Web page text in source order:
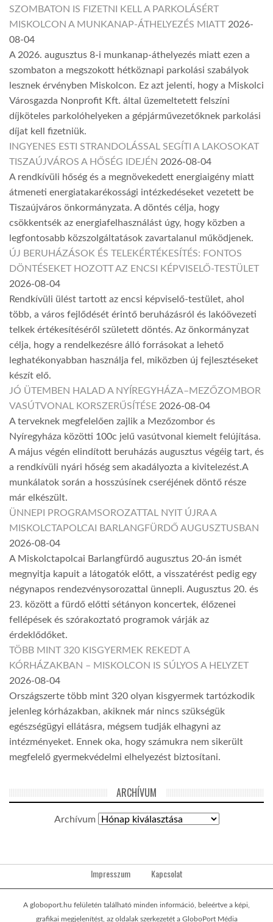
SZOMBATON IS FIZETNI KELL A PARKOLÁSÉRT
MISKOLCON A MUNKANAP-ÁTHELYEZÉS MIATT 2026-
08-04
A 2026. augusztus 8-i munkanap-áthelyezés miatt ezen a
szombaton a megszokott hétköznapi parkolási szabályok
lesznek érvényben Miskolcon. Ez azt jelenti, hogy a Miskolci
Városgazda Nonprofit Kft. által üzemeltetett felszíni
díjköteles parkolóhelyeken a gépjárművezetőknek parkolási
díjat kell fizetniük.
INGYENES ESTI STRANDOLÁSSAL SEGÍTI A LAKOSOKAT
TISZAÚJVÁROS A HŐSÉG IDEJÉN 2026-08-04
A rendkívüli hőség és a megnövekedett energiaigény miatt
átmeneti energiatakarékossági intézkedéseket vezetett be
Tiszaújváros önkormányzata. A döntés célja, hogy
csökkentsék az energiafelhasználást úgy, hogy közben a
legfontosabb közszolgáltatások zavartalanul működjenek.
ÚJ BERUHÁZÁSOK ÉS TELEKÉRTÉKESÍTÉS: FONTOS
DÖNTÉSEKET HOZOTT AZ ENCSI KÉPVISELŐ-TESTÜLET
2026-08-04
Rendkívüli ülést tartott az encsi képviselő-testület, ahol
több, a város fejlődését érintő beruházásról és lakóövezeti
telkek értékesítéséről született döntés. Az önkormányzat
célja, hogy a rendelkezésre álló forrásokat a lehető
leghatékonyabban használja fel, miközben új fejlesztéseket
készít elő.
JÓ ÜTEMBEN HALAD A NYÍREGYHÁZA–MEZŐZOMBOR
VASÚTVONAL KORSZERŰSÍTÉSE 2026-08-04
A terveknek megfelelően zajlik a Mezőzombor és
Nyíregyháza közötti 100c jelű vasútvonal kiemelt felújítása.
A május végén elindított beruházás augusztus végéig tart, és
a rendkívüli nyári hőség sem akadályozta a kivitelezést.A
munkálatok során a hosszúsínek cseréjének döntő része
már elkészült.
ÜNNEPI PROGRAMSOROZATTAL NYIT ÚJRA A
MISKOLCTAPOLCAI BARLANGFÜRDŐ AUGUSZTUSBAN
2026-08-04
A Miskolctapolcai Barlangfürdő augusztus 20-án ismét
megnyitja kapuit a látogatók előtt, a visszatérést pedig egy
négynapos rendezvénysorozattal ünnepli. Augusztus 20. és
23. között a fürdő előtti sétányon koncertek, élőzenei
fellépések és szórakoztató programok várják az
érdeklődőket.
TÖBB MINT 320 KISGYERMEK REKEDT A
KÓRHÁZAKBAN – MISKOLCON IS SÚLYOS A HELYZET
2026-08-04
Országszerte több mint 320 olyan kisgyermek tartózkodik
jelenleg kórházakban, akiknek már nincs szükségük
egészségügyi ellátásra, mégsem tudják elhagyni az
intézményeket. Ennek oka, hogy számukra nem sikerült
megfelelő gyermekvédelmi elhelyezést biztosítani.
ARCHÍVUM
Archívum
Impresszum Kapcsolat
A globoport.hu felületén található minden információ, beleértve a képi,
grafikai megjelenítést, az oldalak szerkezetét a GloboPort Média